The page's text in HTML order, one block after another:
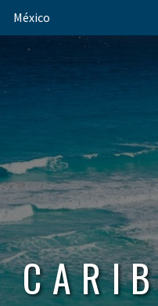
México